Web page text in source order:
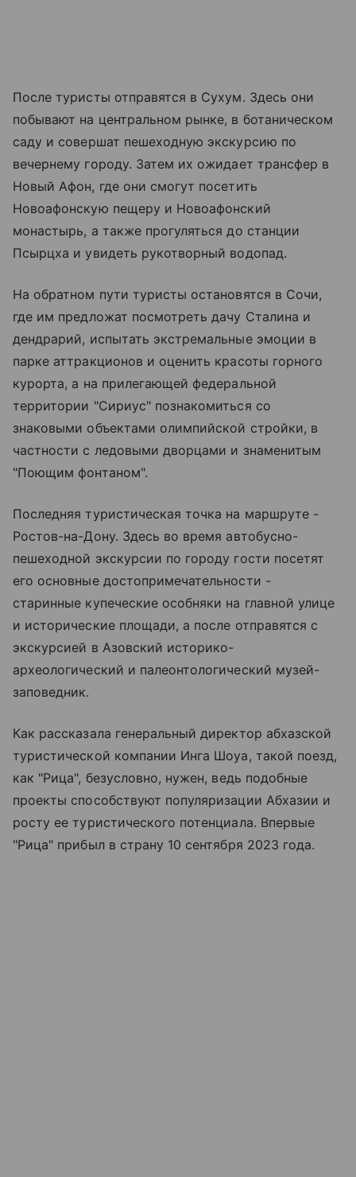
После туристы отправятся в Сухум. Здесь они
побывают на центральном рынке, в ботаническом
саду и совершат пешеходную экскурсию по
вечернему городу. Затем их ожидает трансфер в
Новый Афон, где они смогут посетить
Новоафонскую пещеру и Новоафонский
монастырь, а также прогуляться до станции
Псырцха и увидеть рукотворный водопад.
На обратном пути туристы остановятся в Сочи,
где им предложат посмотреть дачу Сталина и
дендрарий, испытать экстремальные эмоции в
парке аттракционов и оценить красоты горного
курорта, а на прилегающей федеральной
территории "Сириус" познакомиться со
знаковыми объектами олимпийской стройки, в
частности с ледовыми дворцами и знаменитым
"Поющим фонтаном".
Последняя туристическая точка на маршруте -
Ростов-на-Дону. Здесь во время автобусно-
пешеходной экскурсии по городу гости посетят
его основные достопримечательности -
старинные купеческие особняки на главной улице
и исторические площади, а после отправятся с
экскурсией в Азовский историко-
археологический и палеонтологический музей-
заповедник.
Как рассказала генеральный директор абхазской
туристической компании Инга Шоуа, такой поезд,
как "Рица", безусловно, нужен, ведь подобные
проекты способствуют популяризации Абхазии и
росту ее туристического потенциала. Впервые
"Рица" прибыл в страну 10 сентября 2023 года.